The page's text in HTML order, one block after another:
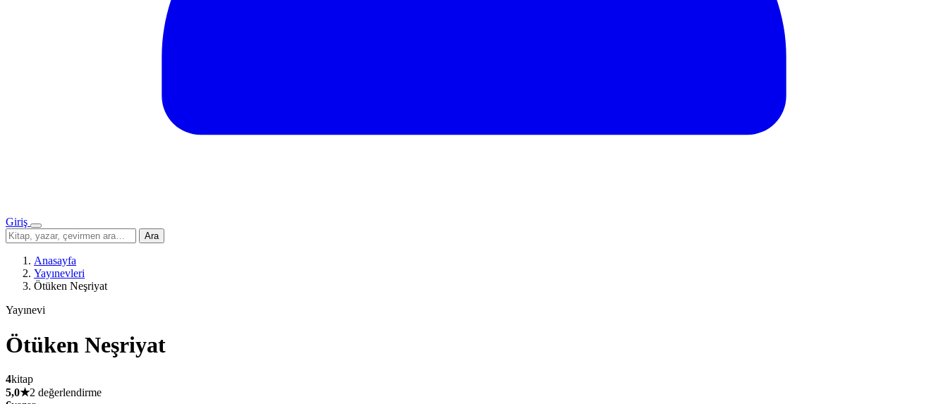
Giriş
Menü
Sitede
ara
Ara
Anasayfa
Yayınevleri
Ötüken Neşriyat
Yayınevi
Ötüken Neşriyat
4kitap
5,0★2 değerlendirme